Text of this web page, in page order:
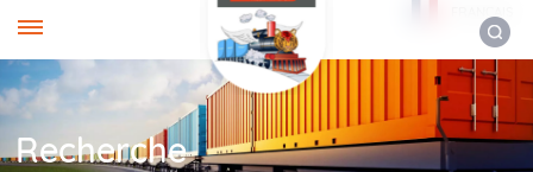
Recherche